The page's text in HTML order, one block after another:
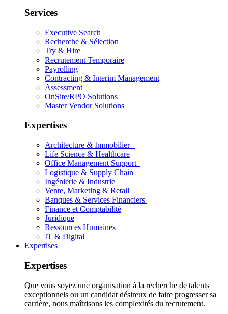
Services
Executive Search
Recherche & Sélection
Try & Hire
Recrutement Temporaire
Payrolling
Contracting & Interim Management
Assessment
OnSite/RPO Solutions
Master Vendor Solutions
Expertises
Architecture & Immobilier
Life Science & Healthcare
Office Management Support
Logistique & Supply Chain
Ingénierie & Industrie
Vente, Marketing & Retail
Banques & Services Financiers
Finance et Comptabilité
Juridique
Ressources Humaines
IT & Digital
Expertises
Expertises
Que vous soyez une organisation à la recherche de talents
exceptionnels ou un candidat désireux de faire progresser sa
carrière, nous maîtrisons les complexités du recrutement.